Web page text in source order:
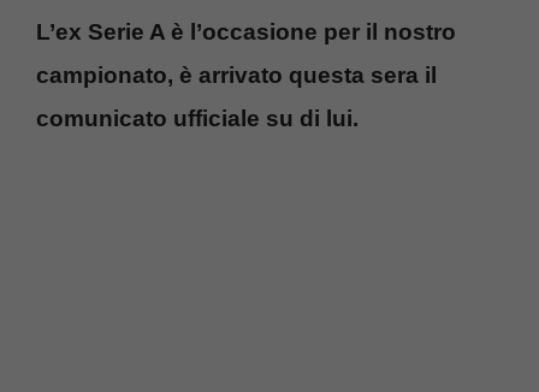
L’ex Serie A è l’occasione per il nostro
campionato, è arrivato questa sera il
comunicato ufficiale su di lui.